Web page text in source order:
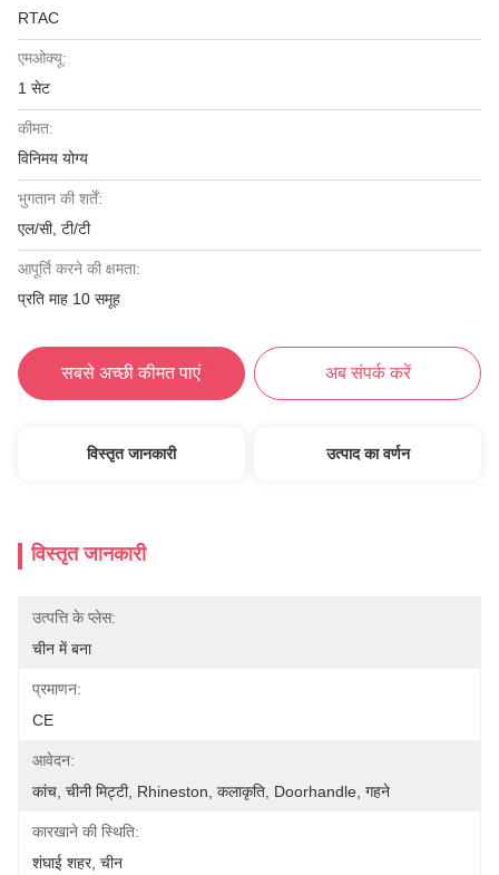
RTAC
एमओक्यू:
1 सेट
कीमत:
विनिमय योग्य
भुगतान की शर्तें:
एल/सी, टी/टी
आपूर्ति करने की क्षमता:
प्रति माह 10 समूह
सबसे अच्छी कीमत पाएं अब संपर्क करें
विस्तृत जानकारी उत्पाद का वर्णन
विस्तृत जानकारी
उत्पत्ति के प्लेस:
चीन में बना
प्रमाणन:
CE
आवेदन:
कांच, चीनी मिट्टी, Rhineston, कलाकृति, Doorhandle, गहने
कारखाने की स्थिति:
शंघाई शहर, चीन